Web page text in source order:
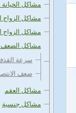
مشاكل الخيانة
مشاكل الزواج
مشاكل الزواج
مشاكل
سرعة
ضعف
مشاكل العقم
مشاكل جنسية